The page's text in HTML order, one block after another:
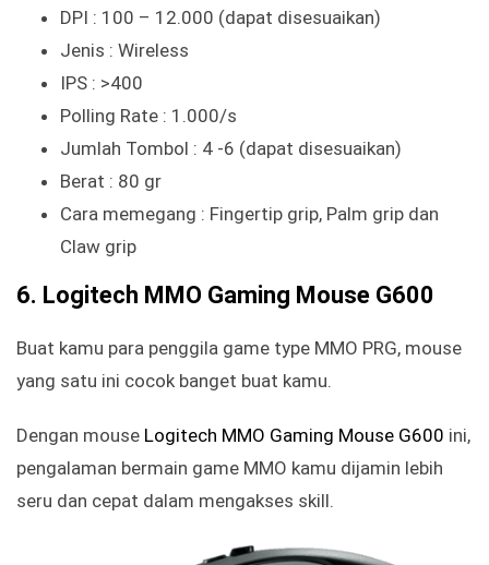
DPI : 100 – 12.000 (dapat disesuaikan)
Jenis : Wireless
IPS : >400
Polling Rate : 1.000/s
Jumlah Tombol : 4 -6 (dapat disesuaikan)
Berat : 80 gr
Cara memegang : Fingertip grip, Palm grip dan
Claw grip
6. Logitech MMO Gaming Mouse G600
Buat kamu para penggila game type MMO PRG, mouse
yang satu ini cocok banget buat kamu.
Dengan mouse Logitech MMO Gaming Mouse G600 ini,
pengalaman bermain game MMO kamu dijamin lebih
seru dan cepat dalam mengakses skill.